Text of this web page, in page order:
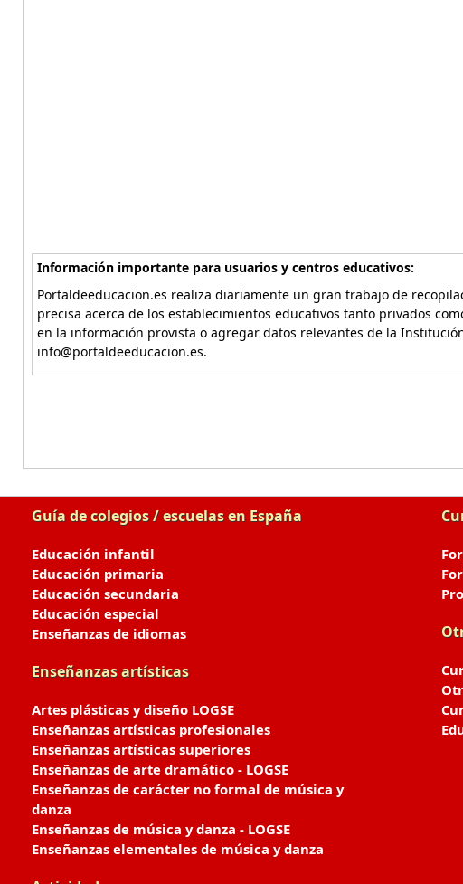
Información importante para usuarios y centros educativos:
Portaldeeducacion.es realiza diariamente un gran trabajo de
precisa acerca de los establecimientos educativos tanto privados
en la información provista o agregar datos relevantes de la
info@portaldeeducacion.es.
Guía de colegios / escuelas en España
Educación infantil
Educación primaria
Educación secundaria
Educación especial
Enseñanzas de idiomas
Enseñanzas artísticas
Artes plásticas y diseño LOGSE
Enseñanzas artísticas profesionales
Enseñanzas artísticas superiores
Enseñanzas de arte dramático - LOGSE
Enseñanzas de carácter no formal de música y
danza
Enseñanzas de música y danza - LOGSE
Enseñanzas elementales de música y danza